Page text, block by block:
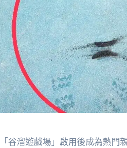
谷溜遊戲場」啟用後成為熱門